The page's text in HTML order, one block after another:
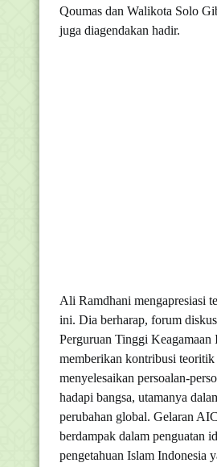
Qoumas dan Walikota Solo
juga diagendakan hadir.
Ali Ramdhani mengapresiasi
ini. Dia berharap, forum
Perguruan Tinggi Keagamaan
memberikan kontribusi
menyelesaikan persoalan-
hadapi bangsa, utamanya
perubahan global. Gelaran
berdampak dalam penguatan
pengetahuan Islam Indonesia